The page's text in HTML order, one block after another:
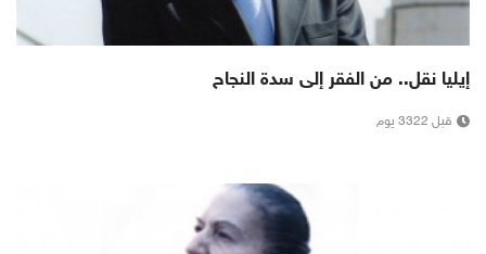
إيليا نقل.. من الفقر إلى سدة النجاح
قبل 3322 يوم